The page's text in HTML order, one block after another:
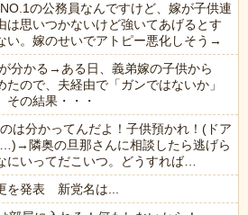
の公務員なんですけど、嫁が子供連
は思いつかないけど強いてあげるとす
い。嫁のせいでアトピー悪化しそう→
分かる→ある日、義弟嫁の子供から
たので、夫経由で「ガンではないか」
その結果・・・
は分かってんだよ！子供預かれ！(ドア
隣奥の旦那さんに相談したら逃げら
にいってだこいつ。どうすれば…
を発表 新党名は...